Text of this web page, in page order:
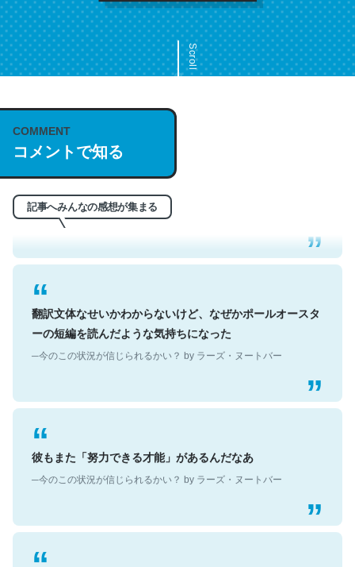
Scroll
COMMENT
コメントで知る
記事へみんなの感想が集まる
これは名文。彼はとてもクレバーなんだろうなと凄く思
う。英語少しでも読める人は原文もお勧め。自分はこの流
れ好き。Let’s Fucking Go. Then Covid hit. Shit.
─今のこの状況が信じられるかい？ by ラーズ・ヌートバー
翻訳文体なせいかわからないけど、なぜかポールオースタ
ーの短編を読んだような気持ちになった
─今のこの状況が信じられるかい？ by ラーズ・ヌートバー
彼もまた「努力できる才能」があるんだなあ
─今のこの状況が信じられるかい？ by ラーズ・ヌートバー